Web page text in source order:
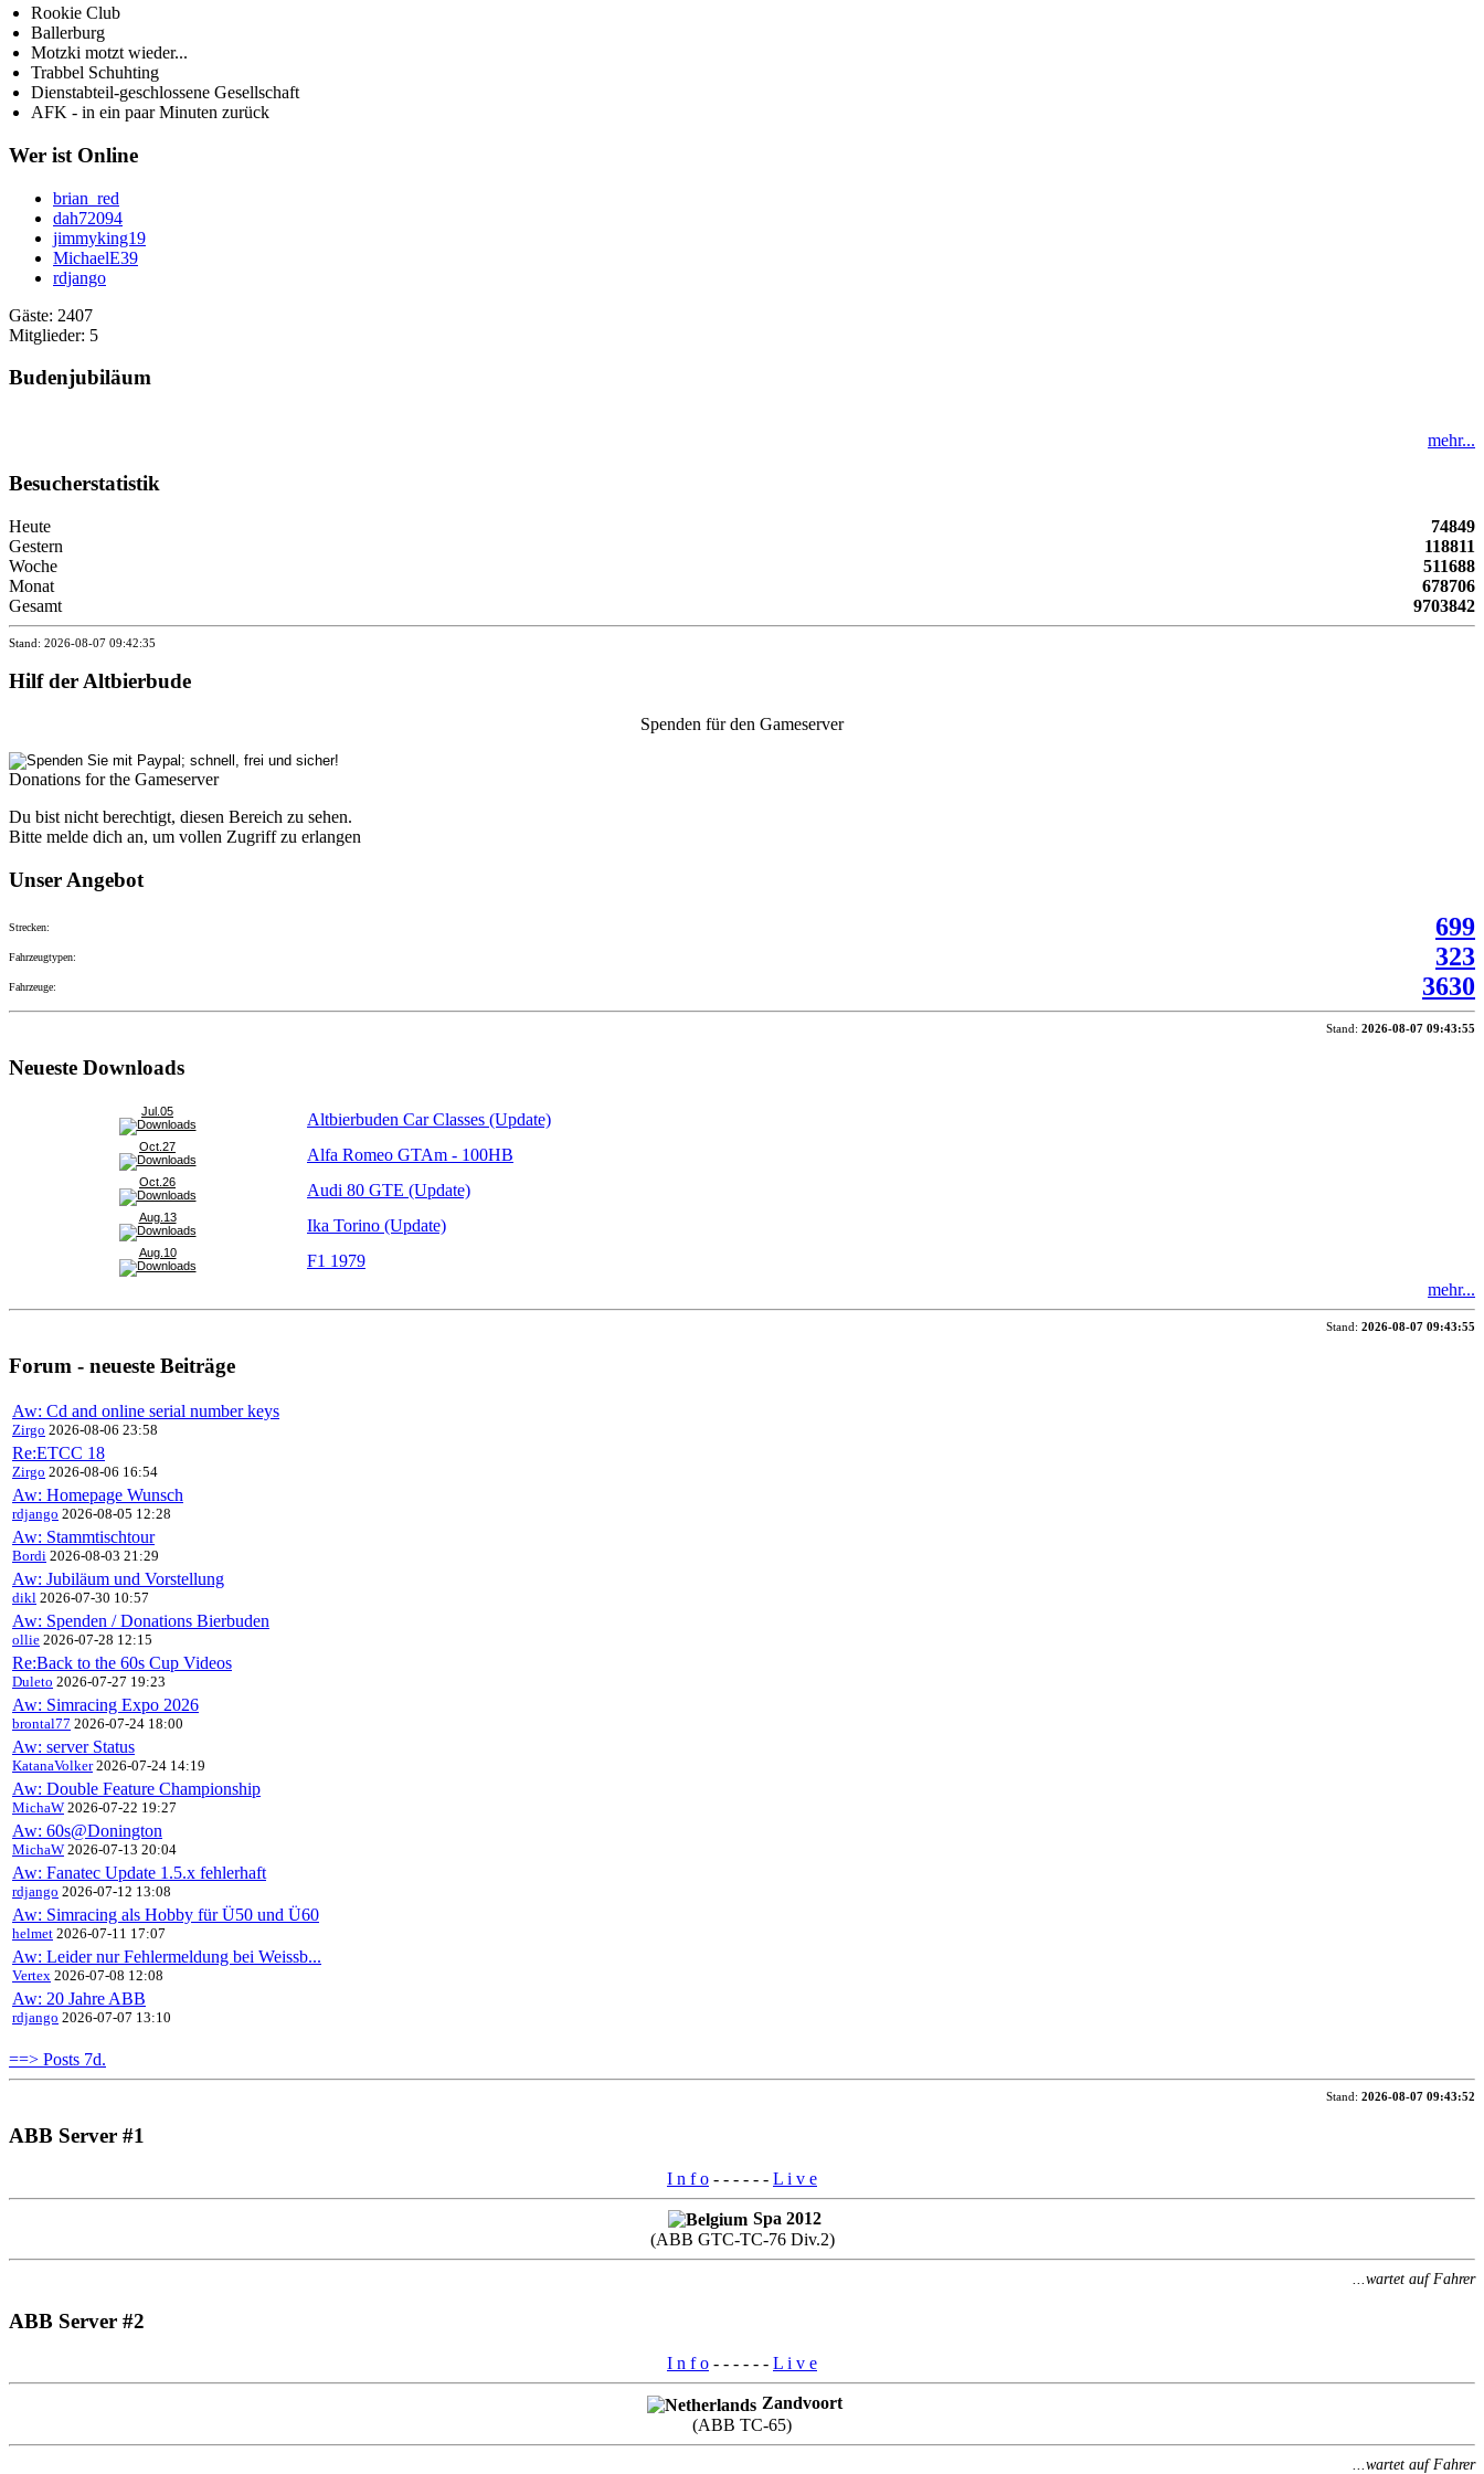
Rookie Club
Ballerburg
Motzki motzt wieder...
Trabbel Schuhting
Dienstabteil-geschlossene Gesellschaft
AFK - in ein paar Minuten zurück
Wer ist Online
brian_red
dah72094
jimmyking19
MichaelE39
rdjango
Gäste: 2407
Mitglieder: 5
Budenjubiläum
mehr...
Besucherstatistik
Heute
74849
Gestern
118811
Woche
511688
Monat
678706
Gesamt
9703842
Stand: 2026-08-07 09:42:35
Hilf der Altbierbude
Spenden für den Gameserver
Donations for the Gameserver
Du bist nicht berechtigt, diesen Bereich zu sehen.
Bitte melde dich an, um vollen Zugriff zu erlangen
Unser Angebot
Strecken: 699
Fahrzeugtypen: 323
Fahrzeuge: 3630
Stand: 2026-08-07 09:43:55
Neueste Downloads
Jul.05 Altbierbuden Car Classes (Update)
Oct.27 Alfa Romeo GTAm - 100HB
Oct.26 Audi 80 GTE (Update)
Aug.13 Ika Torino (Update)
Aug.10
F1 1979
mehr...
Stand: 2026-08-07 09:43:55
Forum - neueste Beiträge
Aw: Cd and online serial number keys
Zirgo 2026-08-06 23:58
Re:ETCC 18
Zirgo 2026-08-06 16:54
Aw: Homepage Wunsch
rdjango 2026-08-05 12:28
Aw: Stammtischtour
Bordi 2026-08-03 21:29
Aw: Jubiläum und Vorstellung
dikl 2026-07-30 10:57
Aw: Spenden / Donations Bierbuden
ollie 2026-07-28 12:15
Re:Back to the 60s Cup Videos
Duleto 2026-07-27 19:23
Aw: Simracing Expo 2026
brontal77 2026-07-24 18:00
Aw: server Status
KatanaVolker2026-07-24 14:19
Aw: Double Feature Championship
MichaW 2026-07-22 19:27
Aw: 60s@Donington
MichaW 2026-07-13 20:04
Aw: Fanatec Update 1.5.x fehlerhaft
rdjango 2026-07-12 13:08
Aw: Simracing als Hobby für Ü50 und Ü60
helmet 2026-07-11 17:07
Aw: Leider nur Fehlermeldung bei Weissb...
Vertex 2026-07-08 12:08
Aw: 20 Jahre ABB
rdjango 2026-07-07 13:10
==> Posts 7d.
Stand: 2026-08-07 09:43:52
ABB Server #1
I n f o - - - - - - L i v e
Spa 2012
(ABB GTC-TC-76 Div.2)
...wartet auf Fahrer
ABB Server #2
I n f o - - - - - - L i v e
Zandvoort
(ABB TC-65)
...wartet auf Fahrer